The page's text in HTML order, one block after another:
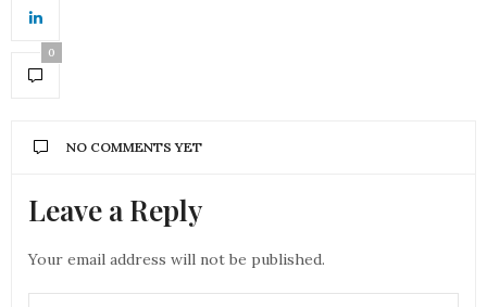
0
NO COMMENTS YET
Leave a Reply
Your email address will not be published.